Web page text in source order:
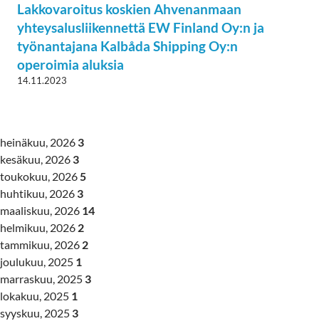
Lakkovaroitus koskien Ahvenanmaan
yhteysalusliikennettä EW Finland Oy:n ja
työnantajana Kalbåda Shipping Oy:n
operoimia aluksia
14.11.2023
heinäkuu, 2026 3
kesäkuu, 2026 3
toukokuu, 20265
huhtikuu, 2026 3
maaliskuu, 2026 14
helmikuu, 2026 2
tammikuu, 2026 2
joulukuu, 2025 1
marraskuu, 2025 3
lokakuu, 2025 1
syyskuu, 2025 3